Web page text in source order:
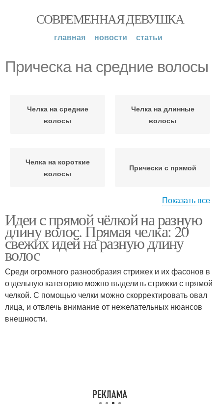
СОВРЕМЕННАЯ ДЕВУШКА
главная новости статьи
Прическа на средние волосы
Челка на средние
волосы
Челка на длинные
волосы
Челка на короткие
волосы
Прически с прямой
Вечерняя прическа
Прическа на среднюю
длину
Волос с челкой Высокая прическа
Показать все
Идеи с прямой чёлкой на разную
длину волос. Прямая челка: 20
свежих идей на разную длину
волос
Среди огромного разнообразия стрижек и их фасонов в
отдельную категорию можно выделить стрижки с прямой
челкой. С помощью челки можно скорректировать овал
лица, и отвлечь внимание от нежелательных нюансов
внешности.